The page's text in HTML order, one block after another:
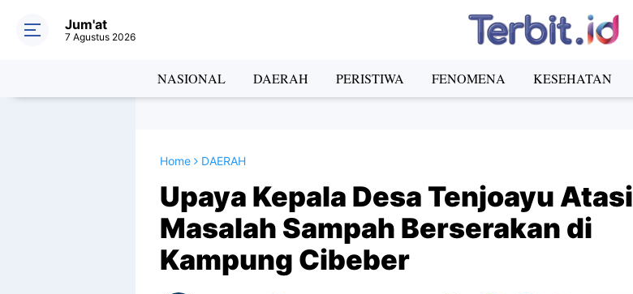
Jum'at
7 Agustus 2026
NASIONAL DAERAH PERISTIWA FENOMENA KESEHATAN
Home DAERAH
Upaya Kepala Desa Tenjoayu Atasi
Masalah Sampah Berserakan di
Kampung Cibeber